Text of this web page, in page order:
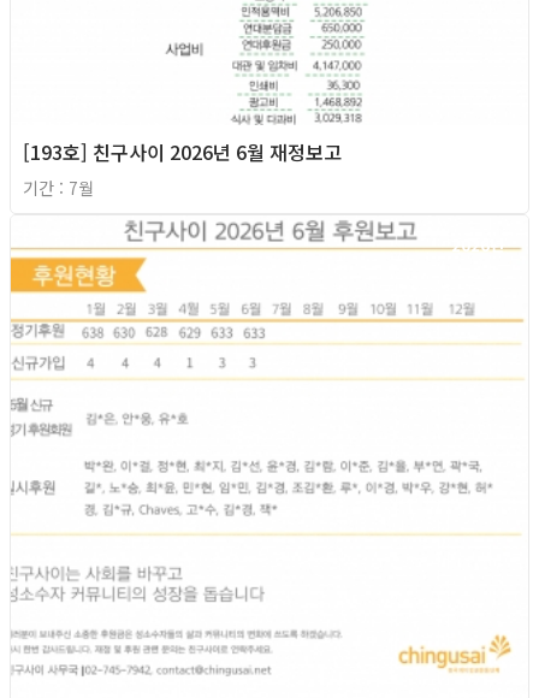
[193호] 친구사이 2026년 6월 재정보고
기간 : 7월
2026년